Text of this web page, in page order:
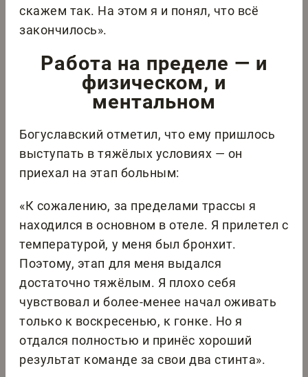
скажем так. На этом я и понял, что всё
закончилось».
Работа на пределе — и
физическом, и
ментальном
Богуславский отметил, что ему пришлось
выступать в тяжёлых условиях — он
приехал на этап больным:
«К сожалению, за пределами трассы я
находился в основном в отеле. Я прилетел с
температурой, у меня был бронхит.
Поэтому, этап для меня выдался
достаточно тяжёлым. Я плохо себя
чувствовал и более-менее начал оживать
только к воскресенью, к гонке. Но я
отдался полностью и принёс хороший
результат команде за свои два стинта».